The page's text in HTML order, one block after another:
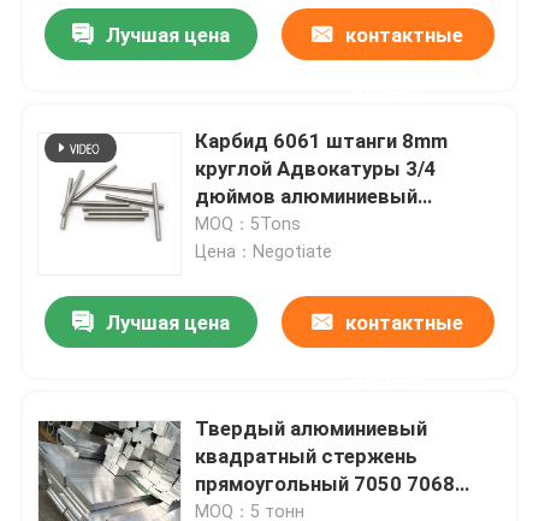
О Компании
контроль качества
Катушка финиша мельницы алюминиевая
Катушка покрытая цветом алюминиевая
Холоднопрокатная алюминиевая катушка
Лучшая цена контактные
Карбид 6061 штанги 8mm
круглой Адвокатуры 3/4
дюймов алюминиевый
твердый 6063 7075 T6
MOQ：5Tons
Цена：Negotiate
Лучшая цена контактные
Твердый алюминиевый
квадратный стержень
прямоугольный 7050 7068
7075 7351 6063 6082 сплав
MOQ：5 тонн